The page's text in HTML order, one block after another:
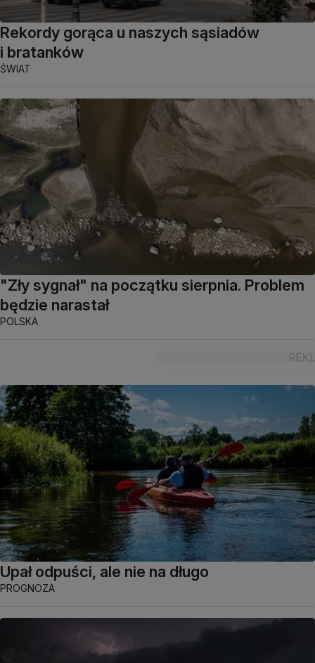
Rekordy gorąca u naszych sąsiadów
i bratanków
ŚWIAT
"Zły sygnał" na początku sierpnia. Problem
będzie narastał
POLSKA
Upał odpuści, ale nie na długo
PROGNOZA